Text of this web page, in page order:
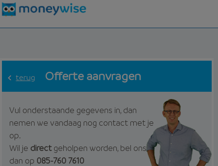
terug Offerte aanvragen
Vul onderstaande gegevens in, dan
nemen we vandaag nog contact met je
op.
Wil je directgeholpen worden, bel ons
dan op 085-760 7610